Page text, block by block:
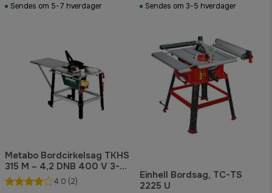
Sendes om 5-7 hverdager Sendes om 3-5 hverdager
Metabo Bordcirkelsag TKHS
315 M – 4,2 DNB 400 V 3-
fase
4.0 (2)
Einhell Bordsag, TC-TS
2225 U